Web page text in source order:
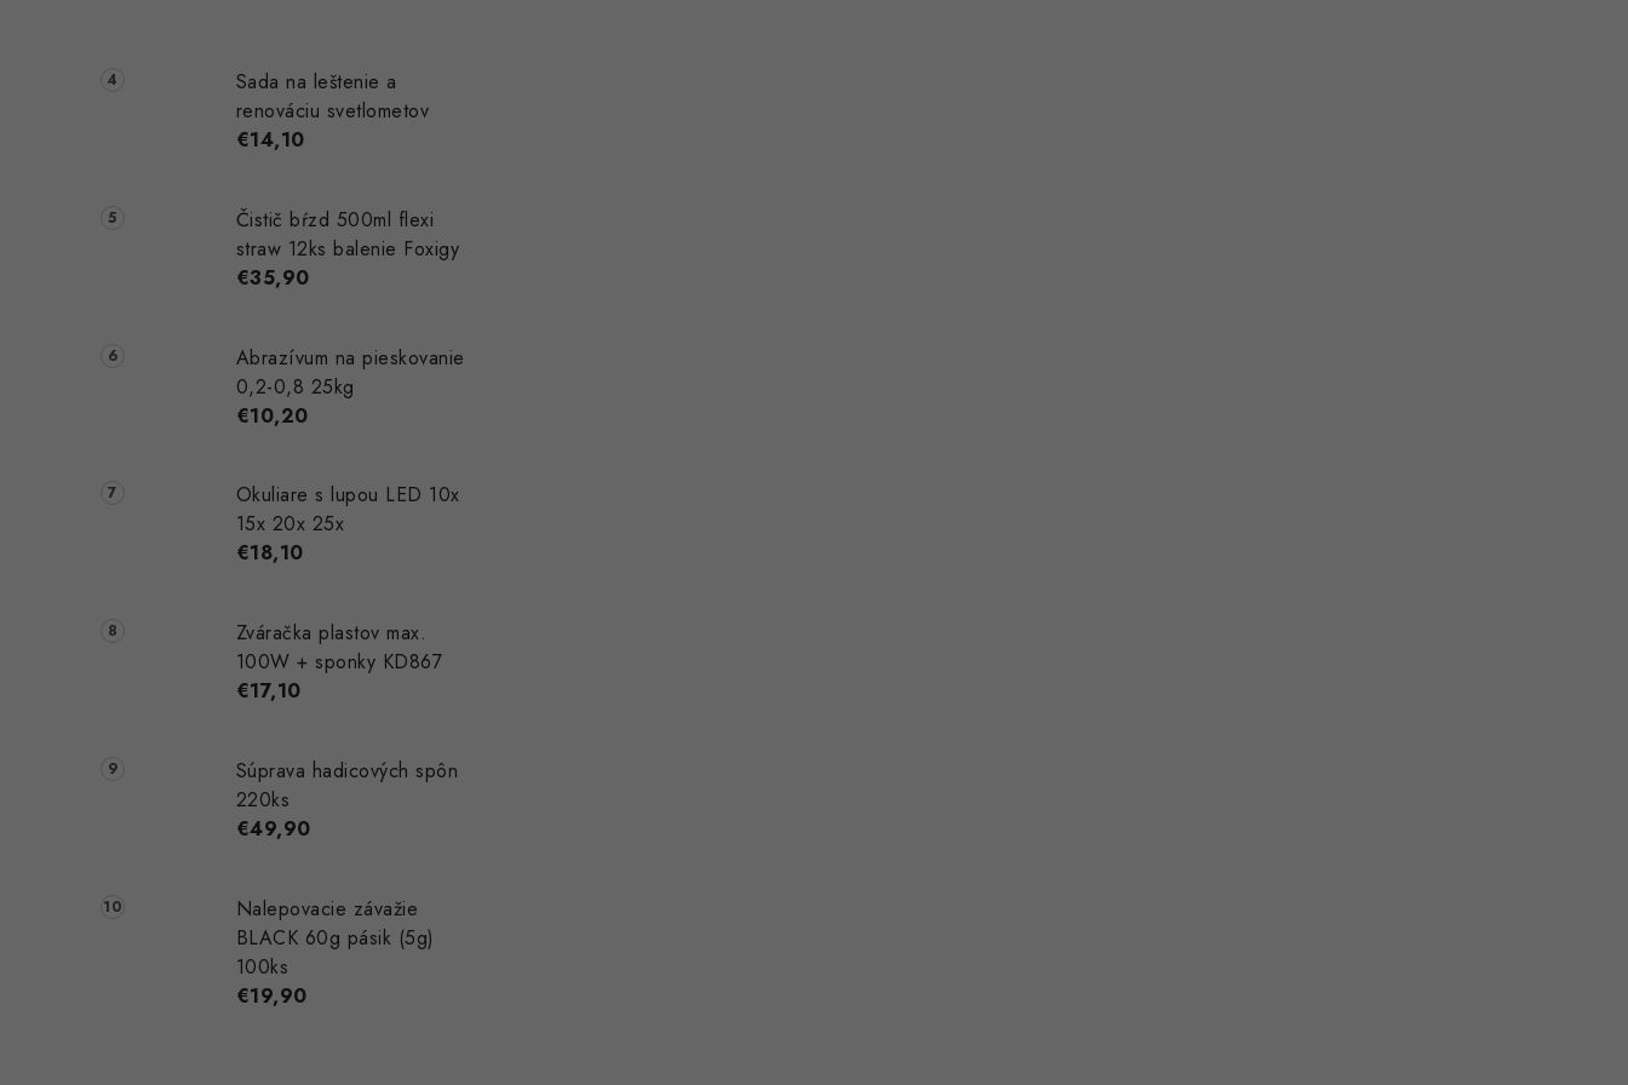
Sada na leštenie a
renováciu svetlometov
€14,10
Čistič bŕzd 500ml flexi
straw 12ks balenie Foxigy
€35,90
Abrazívum na pieskovanie
0,2-0,8 25kg
€10,20
Okuliare s lupou LED 10x
15x 20x 25x
€18,10
Zváračka plastov max.
100W + sponky KD867
€17,10
Súprava hadicových spôn
220ks
€49,90
Nalepovacie závažie
BLACK 60g pásik (5g)
100ks
€19,90